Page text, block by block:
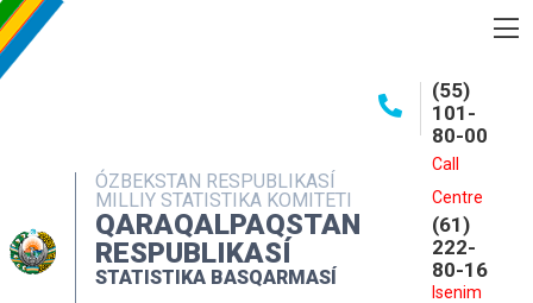
ÓZBEKSTAN RESPUBLIKASÍ
MILLIY STATISTIKA KOMITETI
QARAQALPAQSTAN
RESPUBLIKASÍ
STATISTIKA BASQARMASÍ
(55)
101-
80-00
Call
Centre
(61)
222-
80-16
Isenim
INTERAKTIV XIZMETLER
MÁLIMLEME XIZMETI
MÚRÁJAATLAR